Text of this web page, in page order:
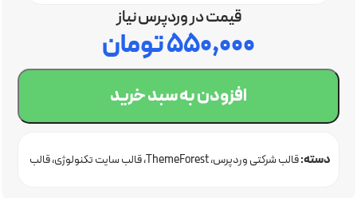
قیمت در وردپرس نیاز
۵۵۰,۰۰۰تومان
افزودن به سبد خرید
دسته:قالب شرکتی وردپرس ThemeForest قالب سایت تکنولوژی قالب